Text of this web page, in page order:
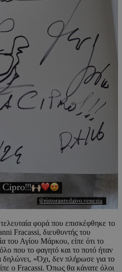
φορά που επισκέφθηκε το
Fracassi, διευθυντής του
του Αγίου Μάρκου, είπε ότι το
που το φαγητό και το ποτό ήταν
δηλώνει, «Όχι, δεν πλήρωσε για το
ο Fracassi. Όπως θα κάνατε όλοι